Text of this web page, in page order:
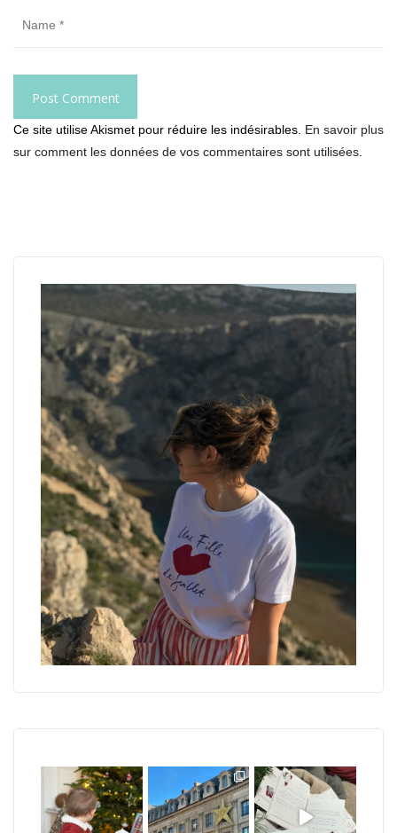
Ce site utilise Akismet pour réduire les indésirables. En savoir plus
sur comment les données de vos commentaires sont utilisées